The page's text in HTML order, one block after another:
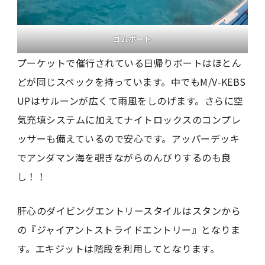
ゴムボート
プーケットで催行されている日帰りボートはほとん
どが同じスペックを持っています。中でもM/V-KEBS
UPはサルーンが広くて雨風をしのげます。さらに空
気充填システムに加えてナイトロックスのコンプレ
ッサーも備えているので安心です。アッパーデッキ
でアンダマン海を覗きながらのんびりするのも良
し！！
肝心のダイビングエントリースタイルはスタンから
の『ジャイアントストライドエントリー』となりま
す。エキジットは階段を利用してとなります。